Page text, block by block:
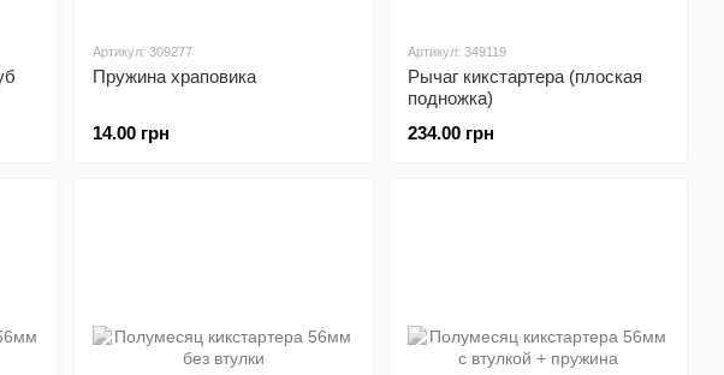
Артикул: 309277
Пружина храповика
14.00 грн
Артикул: 349119
Рычаг кикстартера (плоская
подножка)
234.00 грн